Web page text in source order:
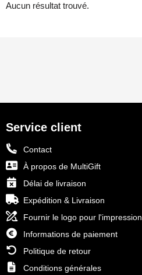
Aucun résultat trouvé.
Service client
Contact
À propos de MultiGift
Délai de livraison
Expédition & Livraison
Fournir le logo pour l'impression
Informations de paiement
Politique de retour
Conditions générales